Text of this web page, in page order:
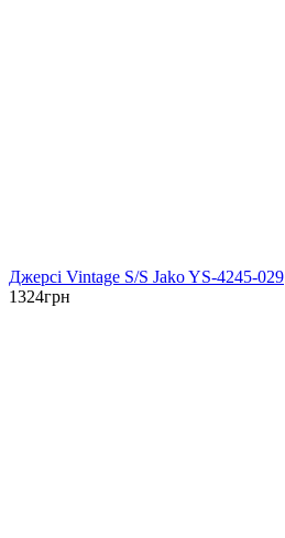
Джерсі Vintage S/S Jako YS-4245-029
1324грн